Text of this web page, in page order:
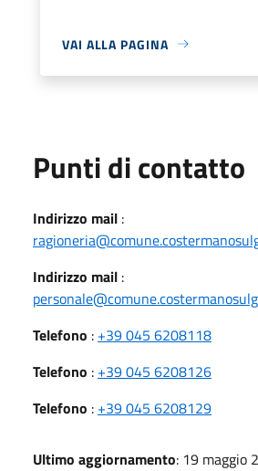
VAI ALLA PAGINA
Punti di contatto
Indirizzo mail :
Indirizzo mail :
Telefono : +39 045 6208118
Telefono : +39 045 6208126
Telefono : +39 045 6208129
Ultimo aggiornamento: 19 maggio